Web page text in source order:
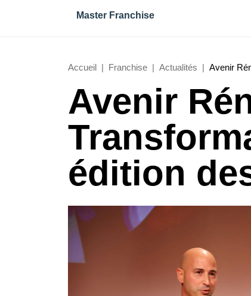
Master Franchise
Accueil Franchise Actualités Avenir
Avenir
édition